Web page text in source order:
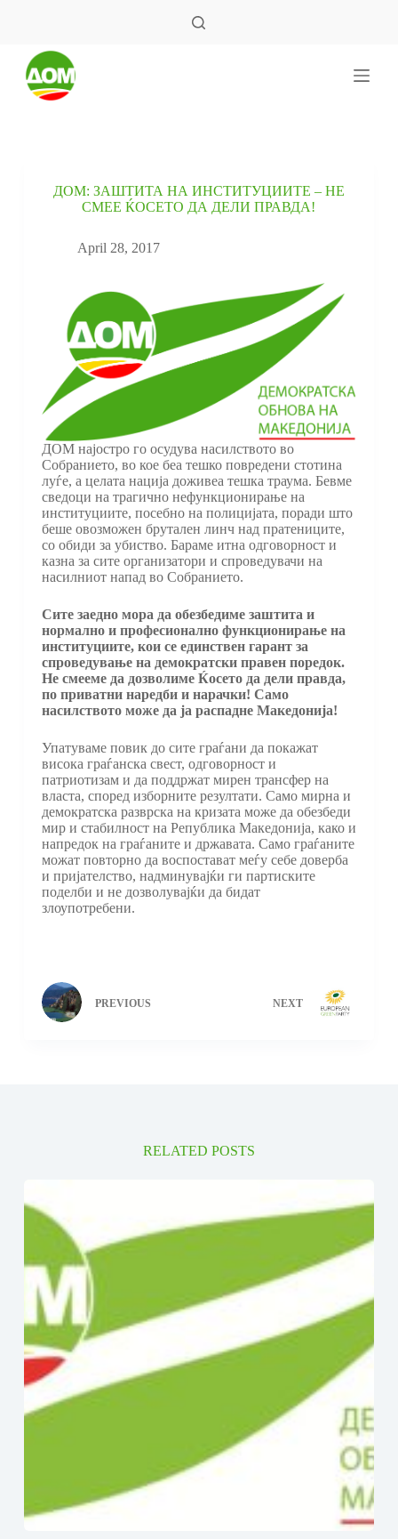
ДОМ: ЗАШТИТА НА ИНСТИТУЦИИТЕ – НЕ
СМЕЕ ЌОСЕТО ДА ДЕЛИ ПРАВДА!
April 28, 2017
ДОМ најостро го осудува насилството во
Собранието, во кое беа тешко повредени стотина
луѓе, а целата нација доживеа тешка траума. Бевме
сведоци на трагично нефункционирање на
институциите, посебно на полицијата, поради што
беше овозможен брутален линч над пратениците,
со обиди за убиство. Бараме итна одговорност и
казна за сите организатори и спроведувачи на
насилниот напад во Собранието.
Сите заедно мора да обезбедиме заштита и
нормално и професионално функционирање на
институциите, кои се единствен гарант за
спроведување на демократски правен поредок.
Не смееме да дозволиме Ќосето да дели правда,
по приватни наредби и нарачки! Само
насилството може да ја распадне Македонија!
Упатуваме повик до сите граѓани да покажат
висока граѓанска свест, одговорност и
патриотизам и да поддржат мирен трансфер на
власта, според изборните резултати. Само мирна и
демократска разврска на кризата може да обезбеди
мир и стабилност на Република Македонија, како и
напредок на граѓаните и државата. Само граѓаните
можат повторно да воспостават меѓу себе доверба
и пријателство, надминувајќи ги партиските
поделби и не дозволувајќи да бидат
злоупотребени.
PREVIOUS NEXT
RELATED POSTS